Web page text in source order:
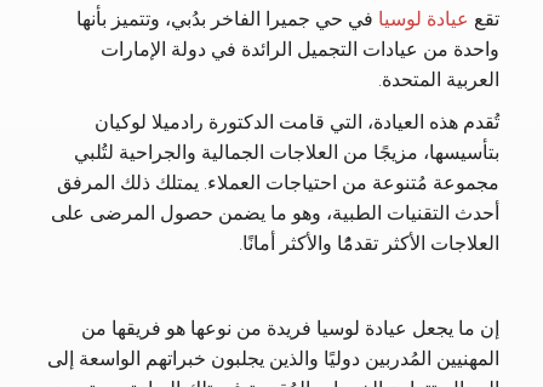
تقع عيادة لوسيافي حي جميرا الفاخر بدُبي، وتتميز بأنها
واحدة من عيادات التجميل الرائدة في دولة الإمارات
العربية المتحدة.
تُقدم هذه العيادة، التي قامت الدكتورة رادميلا لوكيان
بتأسيسها، مزيجًا من العلاجات الجمالية والجراحية لتُلبي
مجموعة مُتنوعة من احتياجات العملاء. يمتلك ذلك المرفق
أحدث التقنيات الطبية، وهو ما يضمن حصول المرضى على
العلاجات الأكثر تقدمًُا والأكثر أمانًا.
إن ما يجعل عيادة لوسيا فريدة من نوعها هو فريقها من
المهنيين المُدربين دوليًا والذين يجلبون خبراتهم الواسعة إلى